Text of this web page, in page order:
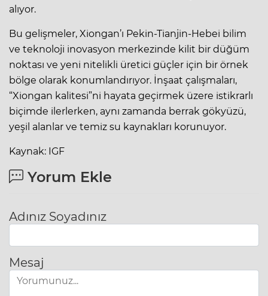
alıyor.
Bu gelişmeler, Xiongan’ı Pekin-Tianjin-Hebei bilim
ve teknoloji inovasyon merkezinde kilit bir düğüm
noktası ve yeni nitelikli üretici güçler için bir örnek
bölge olarak konumlandırıyor. İnşaat çalışmaları,
“Xiongan kalitesi”ni hayata geçirmek üzere istikrarlı
biçimde ilerlerken, aynı zamanda berrak gökyüzü,
yeşil alanlar ve temiz su kaynakları korunuyor.
Kaynak: IGF
Yorum Ekle
Adınız Soyadınız
Mesaj